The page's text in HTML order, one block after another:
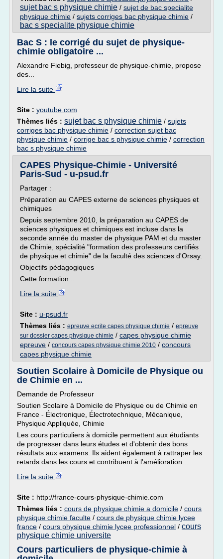
sujet bac s physique chimie / sujet de bac specialite
physique chimie / sujets corriges bac physique chimie /
bac s specialite physique chimie
Bac S : le corrigé du sujet de physique-
chimie obligatoire ...
Alexandre Fiebig, professeur de physique-chimie, propose
des...
Lire la suite
Site : youtube.com
Thèmes liés : sujet bac s physique chimie / sujets
corriges bac physique chimie / correction sujet bac
physique chimie / corrige bac s physique chimie / correction
bac s physique chimie
CAPES Physique-Chimie - Université
Paris-Sud - u-psud.fr
Partager :
Préparation au CAPES externe de sciences physiques et
chimiques
Depuis septembre 2010, la préparation au CAPES de
sciences physiques et chimiques est incluse dans la
seconde année du master de physique PAM et du master
de Chimie, spécialité "formation des professeurs certifiés
de physique et chimie" de la faculté des sciences d'Orsay.
Objectifs pédagogiques
Cette formation...
Lire la suite
Site : u-psud.fr
Thèmes liés : epreuve ecrite capes physique chimie / epreuve
sur dossier capes physique chimie / capes physique chimie
epreuve / concours capes physique chimie 2010 / concours
capes physique chimie
Soutien Scolaire à Domicile de Physique ou
de Chimie en ...
Demande de Professeur
Soutien Scolaire à Domicile de Physique ou de Chimie en
France - Électronique, Électrotechnique, Mécanique,
Physique Appliquée, Chimie
Les cours particuliers à domicile permettent aux étudiants
de progresser dans leurs études et d'obtenir des bons
résultats aux examens. Ils aident également à rattraper les
retards dans les cours et contribuent à l'amélioration...
Lire la suite
Site : http://france-cours-physique-chimie.com
Thèmes liés : cours de physique chimie a domicile / cours
physique chimie faculte / cours de physique chimie lycee
france / cours physique chimie lycee professionnel / cours
physique chimie universite
Cours particuliers de physique-chimie à